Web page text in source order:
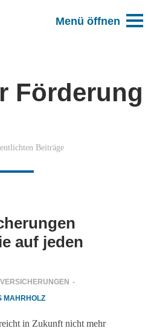
Förderung
Beiträge
auf jeden
-
MAHRHOLZ
in Zukunft nicht mehr